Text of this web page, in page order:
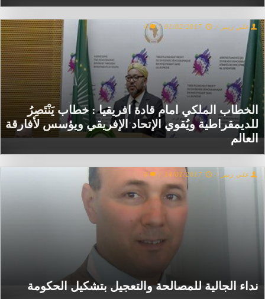
الخطاب الملكي امام قادة افريقيا : خطاب يَنْتَصِرُ
للديمقراطية ويُقوي الإتحاد الإفريقي ويؤسس لأفارقة
العالم
علي زبير /
01/02/2017
/
0
نداء الجالية للمصالحة والتعجيل بتشكيل الحكومة
علي زبير /
14/01/2017
/
0